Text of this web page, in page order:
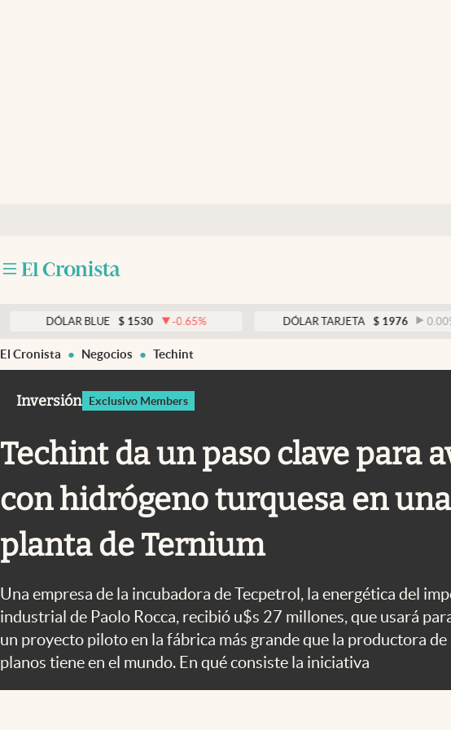
Infotechnology
Clase
Mundial 2026
Eventos Corporativos
El Cronista Studio
Mediakit
abre en nueva pestaña
DÓLAR BLUE $ 1530 -0.65 % DÓLAR TARJETA $ 1976 0.00 %
El Cronista Negocios Techint
Inversión Exclusivo Members
Techint da un paso clave para
con hidrógeno turquesa en una
planta de Ternium
Una empresa de la incubadora de Tecpetrol, la energética del
industrial de Paolo Rocca, recibió u$s 27 millones, que usará
un proyecto piloto en la fábrica más grande que la productora de
planos tiene en el mundo. En qué consiste la iniciativa